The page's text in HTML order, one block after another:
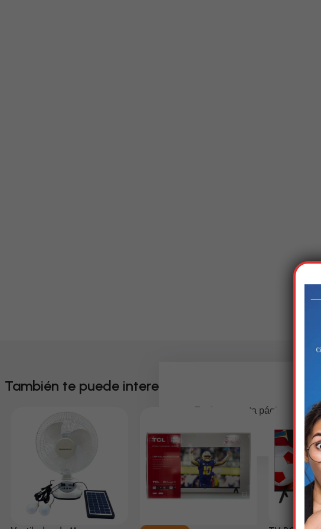
También te puede interesar
Em breve, esta página estará